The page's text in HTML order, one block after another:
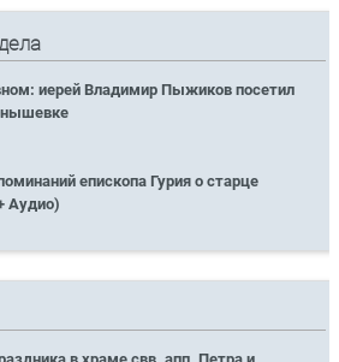
иерей Владимир Пыжиков посетил
епископа Гурия о старце
Аудио)